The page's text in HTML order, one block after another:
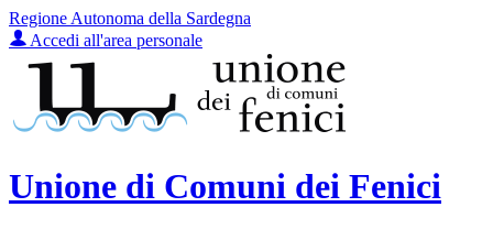
Regione Autonoma della Sardegna
Accedi all'area personale
Unione di Comuni dei Fenici